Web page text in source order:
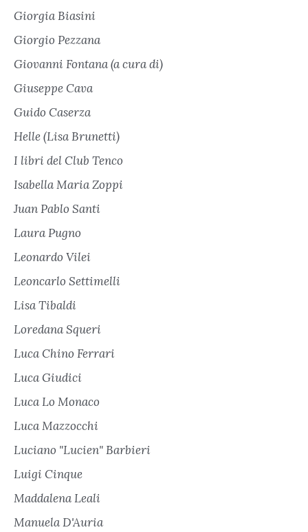
Giorgia Biasini
Giorgio Pezzana
Giovanni Fontana (a cura di)
Giuseppe Cava
Guido Caserza
Helle (Lisa Brunetti)
I libri del Club Tenco
Isabella Maria Zoppi
Juan Pablo Santi
Laura Pugno
Leonardo Vilei
Leoncarlo Settimelli
Lisa Tibaldi
Loredana Squeri
Luca Chino Ferrari
Luca Giudici
Luca Lo Monaco
Luca Mazzocchi
Luciano "Lucien" Barbieri
Luigi Cinque
Maddalena Leali
Manuela D'Auria